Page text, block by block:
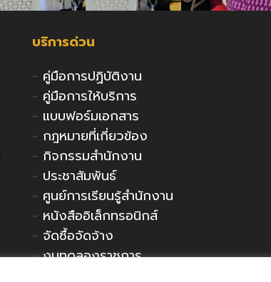
บริการด่วน
- คู่มือการปฏิบัติงาน
- คู่มือการให้บริการ
- แบบฟอร์มเอกสาร
- กฎหมายที่เกี่ยวข้อง
- กิจกรรมสำนักงาน
- ประชาสัมพันธ์
- ศูนย์การเรียนรู้สำนักงาน
- หนังสืออิเล็กทรอนิกส์
- จัดซื้อจัดจ้าง
-งบทดลองราชการ